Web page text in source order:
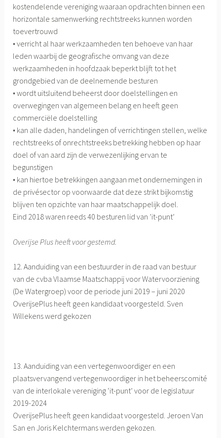
kostendelende vereniging waaraan opdrachten binnen een
horizontale samenwerking rechtstreeks kunnen worden
toevertrouwd
• verricht al haar werkzaamheden ten behoeve van haar
leden waarbij de geografische omvang van deze
werkzaamheden in hoofdzaak beperkt blijft tot het
grondgebied van de deelnemende besturen
• wordt uitsluitend beheerst door doelstellingen en
overwegingen van algemeen belang en heeft geen
commerciële doelstelling
• kan alle daden, handelingen of verrichtingen stellen, welke
rechtstreeks of onrechtstreeks betrekking hebben op haar
doel of van aard zijn de verwezenlijking ervan te
begunstigen
• kan hiertoe betrekkingen aangaan met ondernemingen in
de privésector op voorwaarde dat deze strikt bijkomstig
blijven ten opzichte van haar maatschappelijk doel.
Eind 2018 waren reeds 40 besturen lid van ’it-punt’
Overijse Plus heeft voor gestemd.
12. Aanduiding van een bestuurder in de raad van bestuur
van de cvba Vlaamse Maatschappij voor Watervoorziening
(De Watergroep) voor de periode juni 2019 – juni 2020
OverijsePlus heeft geen kandidaat voorgesteld. Sven
Willekens werd gekozen
13. Aanduiding van een vertegenwoordiger en een
plaatsvervangend vertegenwoordiger in het beheerscomité
van de interlokale vereniging ‘it-punt’ voor de legislatuur
2019-2024
OverijsePlus heeft geen kandidaat voorgesteld. Jeroen Van
San en Joris Kelchtermans werden gekozen.